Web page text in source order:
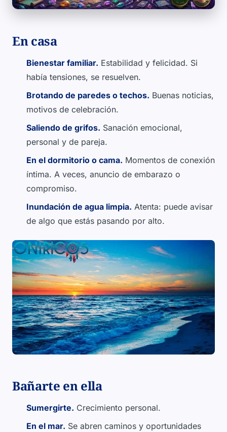
En casa
Bienestar familiar. Estabilidad y felicidad. Si
había tensiones, se resuelven.
Brotando de paredes o techos. Buenas noticias,
motivos de celebración.
Saliendo de grifos. Sanación emocional,
personal y de pareja.
En el dormitorio o cama. Momentos de conexión
íntima. A veces, anuncio de embarazo o
compromiso.
Inundación de agua limpia. Atenta: puede avisar
de algo que estás pasando por alto.
Bañarte en ella
Sumergirte. Crecimiento personal.
En el mar. Se abren caminos y oportunidades